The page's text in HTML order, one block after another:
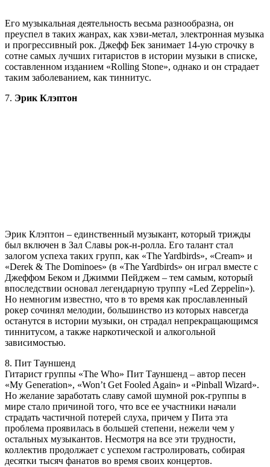
Его музыкальная деятельность весьма разнообразна, он
преуспел в таких жанрах, как хэви-метал, электронная музыка
и прогрессивный рок. Джефф Бек занимает 14-ую строчку в
сотне самых лучших гитаристов в истории музыки в списке,
составленном изданием «Rolling Stone», однако и он страдает
таким заболеванием, как тиннитус.
7. Эрик Клэптон
Эрик Клэптон – единственный музыкант, который трижды
был включен в Зал Славы рок-н-ролла. Его талант стал
залогом успеха таких групп, как «The Yardbirds», «Cream» и
«Derek & The Dominoes» (в «The Yardbirds» он играл вместе с
Джеффом Беком и Джимми Пейджем – тем самым, который
впоследствии основал легендарную труппу «Led Zeppelin»).
Но немногим известно, что в то время как прославленный
рокер сочинял мелодии, большинство из которых навсегда
останутся в истории музыки, он страдал непрекращающимся
тиннитусом, а также наркотической и алкогольной
зависимостью.
8. Пит Тауншенд
Гитарист группы «The Who» Пит Тауншенд – автор песен
«My Generation», «Won’t Get Fooled Again» и «Pinball Wizard».
Но желание заработать славу самой шумной рок-группы в
мире стало причиной того, что все ее участники начали
страдать частичной потерей слуха, причем у Пита эта
проблема проявилась в большей степени, нежели чем у
остальных музыкантов. Несмотря на все эти трудности,
коллектив продолжает с успехом гастролировать, собирая
десятки тысяч фанатов во время своих концертов.